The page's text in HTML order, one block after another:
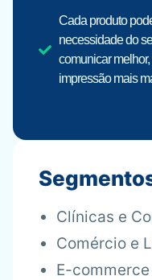
Cada produto
necessidade do
comunicar
impressão mais
Clínicas e
Comércio e
E-